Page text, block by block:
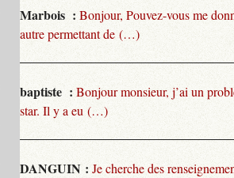
Marbois : Bonjour, Pouvez-vous me
autre permettant de (…)
baptiste : Bonjour monsieur, j’ai un
star. Il y a eu (…)
DANGUIN : Je cherche des